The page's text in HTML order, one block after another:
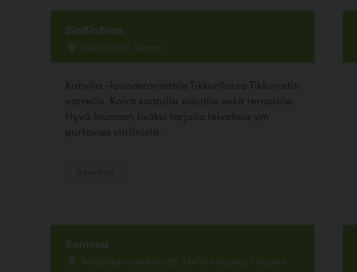
BlaBlaBlaa
Tikkuraitti 13, Vantaa
Kahvila -lounasravintola Tikkurilassa Tikkuraitin
varrella. Koira saatulla siäsälle sekä terassille.
Hyvä lounaan lisäksi tarjolla leivoksia ym
purtavaa vitriinistä.
Ramona
Tehdaskartanonkatu 36, 33400 tampere, Tampere